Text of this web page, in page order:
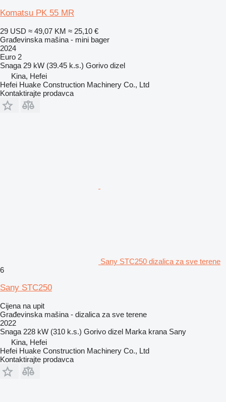
Komatsu PK 55 MR
29 USD ≈ 49,07 KM ≈ 25,10 €
Građevinska mašina - mini bager
2024
Euro 2
Snaga 29 kW (39.45 k.s.) Gorivo dizel
Kina, Hefei
Hefei Huake Construction Machinery Co., Ltd
Kontaktirajte prodavca
Sany STC250 dizalica za sve terene
6
Sany STC250
Cijena na upit
Građevinska mašina - dizalica za sve terene
2022
Snaga 228 kW (310 k.s.) Gorivo dizel Marka krana Sany
Kina, Hefei
Hefei Huake Construction Machinery Co., Ltd
Kontaktirajte prodavca